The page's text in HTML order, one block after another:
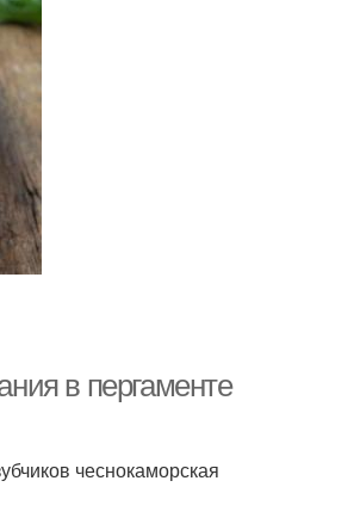
в пергаменте
чеснокаморская